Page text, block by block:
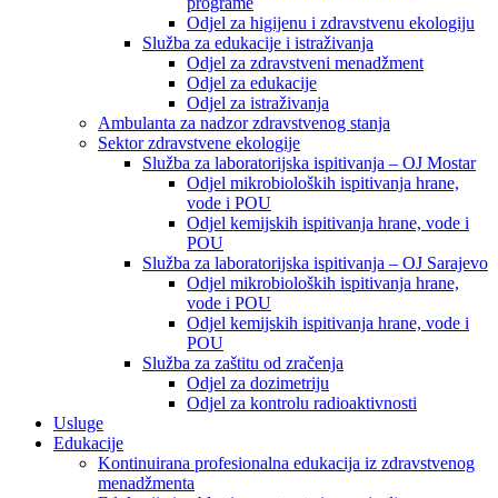
Odjel za higijenu i zdravstvenu ekologiju
Služba za edukacije i istraživanja
Odjel za zdravstveni menadžment
Odjel za edukacije
Odjel za istraživanja
Ambulanta za nadzor zdravstvenog stanja
Sektor zdravstvene ekologije
Služba za laboratorijska ispitivanja – OJ Mostar
Odjel mikrobioloških ispitivanja hrane,
vode i POU
Odjel kemijskih ispitivanja hrane, vode i
POU
Služba za laboratorijska ispitivanja – OJ Sarajevo
Odjel mikrobioloških ispitivanja hrane,
vode i POU
Odjel kemijskih ispitivanja hrane, vode i
POU
Služba za zaštitu od zračenja
Odjel za dozimetriju
Odjel za kontrolu radioaktivnosti
Usluge
Edukacije
Kontinuirana profesionalna edukacija iz zdravstvenog
menadžmenta